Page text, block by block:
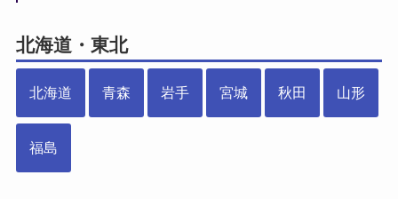
北海道・東北
北海道 青森 岩手 宮城 秋田 山形
福島